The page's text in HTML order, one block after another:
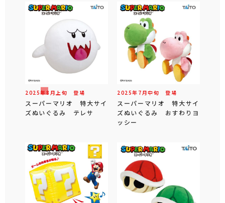
2025年 8 月 上旬 登場
スーパーマリオ 特大サイ
ズぬいぐるみ テレサ
2025年 7 月中旬 登場
スーパーマリオ 特大サイ
ズぬいぐるみ おすわりヨ
ッシー